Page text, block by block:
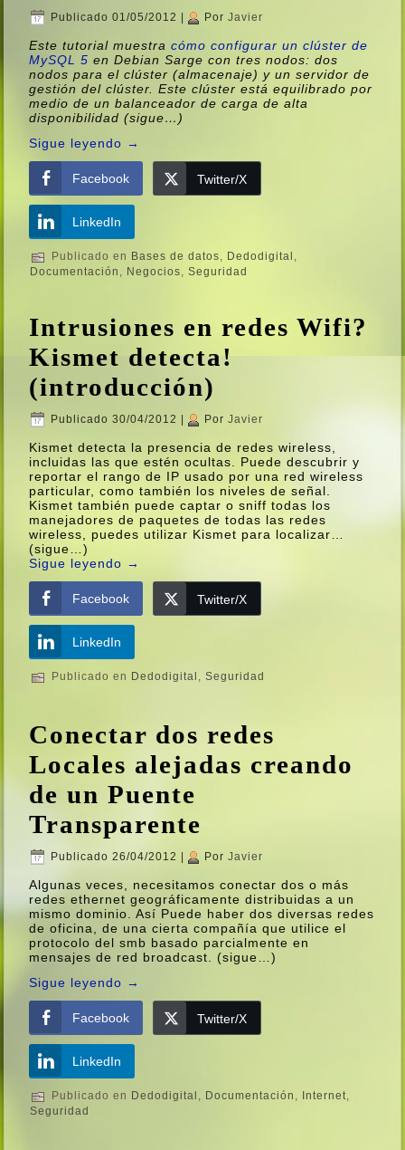
Publicado 01/05/2012 | Por Javier
Este tutorial muestracómo configurar un clúster de
MySQL 5 en Debian Sarge con tres nodos: dos
nodos para el clúster (almacenaje) y un servidor de
gestión del clúster. Este clúster está equilibrado por
medio de un balanceador de carga de alta
disponibilidad (sigue…)
Sigue leyendo →
Facebook Twitter/X
LinkedIn
Publicado en Bases de datos Dedodigital
Documentación
Negocios ,Seguridad
Intrusiones en redes Wifi?
Kismet detecta!
(introducción)
Publicado 30/04/2012 | Por Javier
Kismet detecta la presencia de redes wireless,
incluidas las que estén ocultas. Puede descubrir y
reportar el rango de IP usado por una red wireless
particular, como también los niveles de señal.
Kismet también puede captar o sniff todas los
manejadores de paquetes de todas las redes
wireless, puedes utilizar Kismet para localizar…
(sigue…)
Sigue leyendo →
Facebook Twitter/X
LinkedIn
Publicado en Dedodigital ,Seguridad
Conectar dos redes
Locales alejadas creando
de un Puente
Transparente
Publicado 26/04/2012 | Por Javier
Algunas veces, necesitamos conectar dos o más
redes ethernet geográficamente distribuidas a un
mismo dominio. Así­ Puede haber dos diversas redes
de oficina, de una cierta compañí­a que utilice el
protocolo del smb basado parcialmente en
mensajes de red broadcast. (sigue…)
Sigue leyendo →
Facebook Twitter/X
LinkedIn
Publicado en Dedodigital Documentación Internet
Seguridad